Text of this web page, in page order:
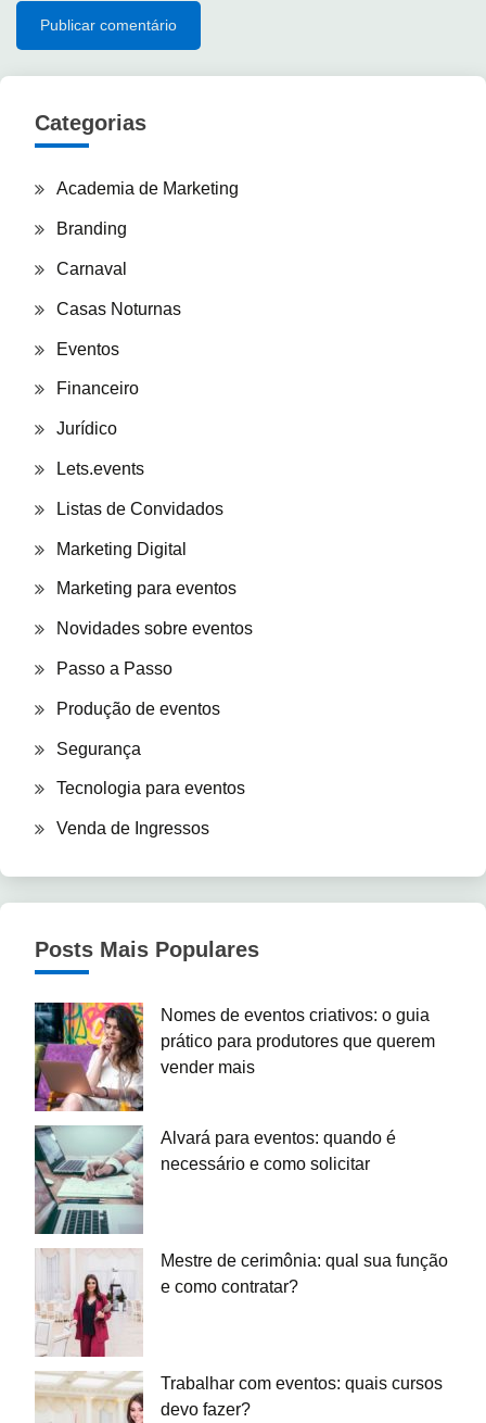
Categorias
Academia de Marketing
Branding
Carnaval
Casas Noturnas
Eventos
Financeiro
Jurídico
Lets.events
Listas de Convidados
Marketing Digital
Marketing para eventos
Novidades sobre eventos
Passo a Passo
Produção de eventos
Segurança
Tecnologia para eventos
Venda de Ingressos
Posts Mais Populares
Nomes de eventos criativos: o guia
prático para produtores que querem
vender mais
Alvará para eventos: quando é
necessário e como solicitar
Mestre de cerimônia: qual sua função
e como contratar?
Trabalhar com eventos: quais cursos
devo fazer?